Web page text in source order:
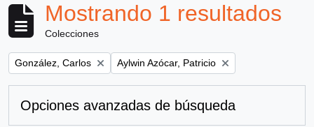
Mostrando 1 resultados
Colecciones
Remove filter:
González, Carlos Remove filter:
Aylwin Azócar, Patricio
Opciones avanzadas de búsqueda